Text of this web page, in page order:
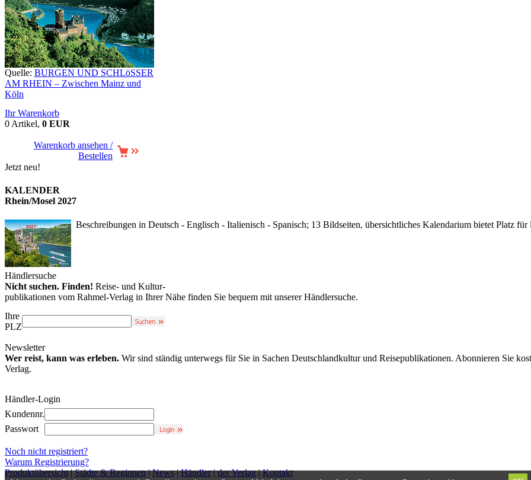
Quelle: BURGEN UND SCHLöSSER
AM RHEIN – Zwischen Mainz und
Köln
Ihr Warenkorb
0 Artikel, 0 EUR
Warenkorb ansehen /
Bestellen
Jetzt neu!
KALENDER
Rhein/Mosel 2027
Beschreibungen in Deutsch - Englisch - Italienisch - Spanisch; 13 Bildseiten, übersichtliches Kalendarium bietet Platz
Händlersuche
Nicht suchen. Finden! Reise- und Kultur-
publikationen vom Rahmel-Verlag in Ihrer Nähe finden Sie bequem mit unserer Händlersuche.
Ihre
PLZ
Newsletter
Wer reist, kann was erleben. Wir sind ständig unterwegs für Sie in Sachen Deutschlandkultur und Reisepublikationen. Abonnieren Sie
Verlag.
Händler-Login
Kundennr.
Passwort
Noch nicht registriert?
Warum Registrierung?
Produktübersicht|Städte & Regionen|News|Händler|der Verlag|Kontakt